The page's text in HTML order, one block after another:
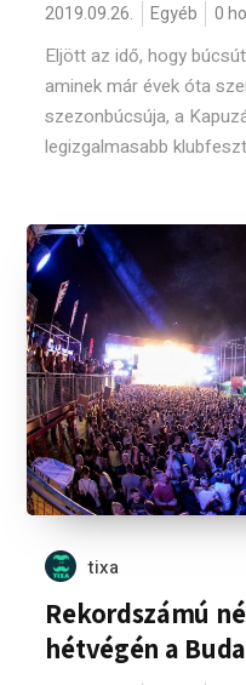
2019.09.26. Egyéb 0
Eljött az idő, hogy
aminek már évek óta
szezonbúcsúja, a
legizgalmasabb
tixa
Rekordszámú
hétvégén a